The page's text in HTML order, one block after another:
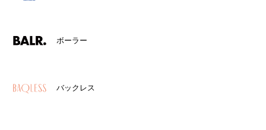
ボーラー
バックレス